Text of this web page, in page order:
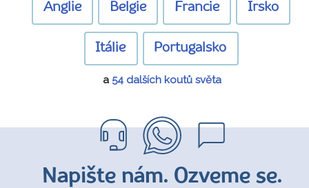
Anglie Belgie Francie Irsko
Itálie Portugalsko
a 54 dalších koutů světa
Napište nám. Ozveme se.